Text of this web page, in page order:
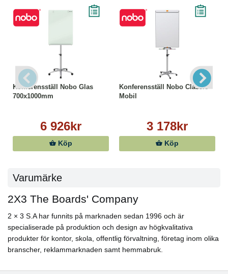
Konferensställ Nobo Glas
700x1000mm
6 926kr
Köp
Konferensställ Nobo Classic
Mobil
3 178kr
Köp
Varumärke
2X3 The Boards' Company
2 × 3 S.A har funnits på marknaden sedan 1996 och är
specialiserade på produktion och design av högkvalitativa
produkter för kontor, skola, offentlig förvaltning, företag inom olika
branscher, reklammarknaden samt hemmabruk.